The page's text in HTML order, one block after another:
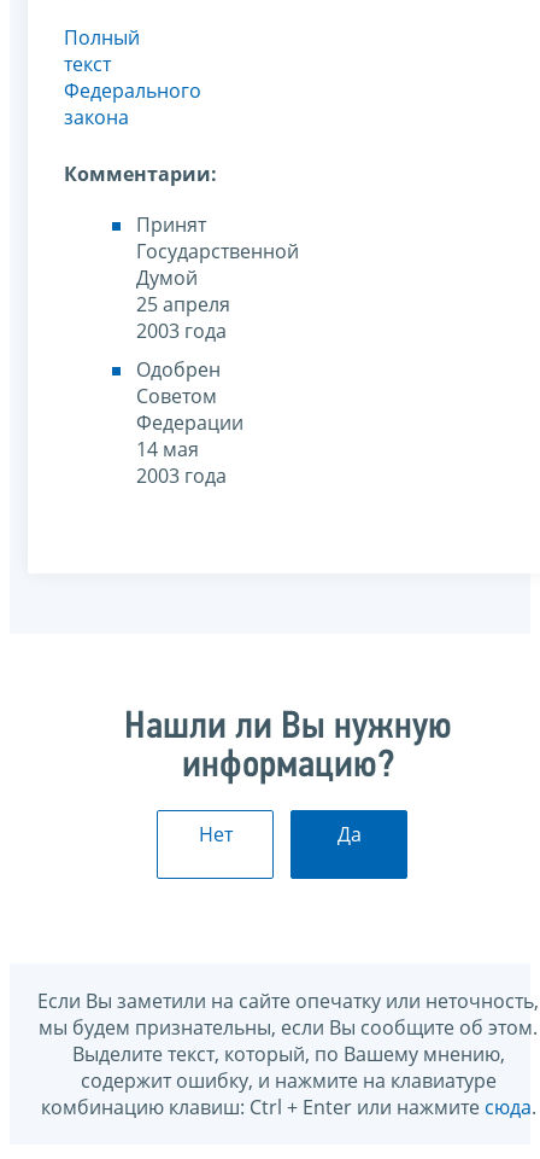
Полный
текст
Федерального
закона
Комментарии:
Принят
Государственной
Думой
25 апреля
2003 года
Одобрен
Советом
Федерации
14 мая
2003 года
Нашли ли Вы нужную
информацию?
Нет Да
Если Вы заметили на сайте опечатку или неточность,
мы будем признательны, если Вы сообщите об этом.
Выделите текст, который, по Вашему мнению,
содержит ошибку, и нажмите на клавиатуре
комбинацию клавиш: Ctrl + Enter или нажмите сюда.